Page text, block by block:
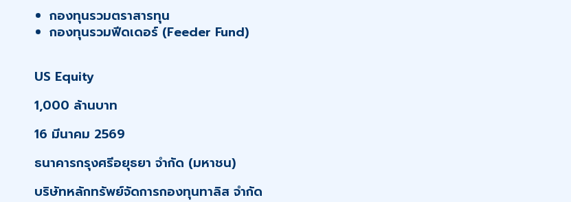
กองทุนรวมตราสารทุน
กองทุนรวมฟีดเดอร์ (Feeder Fund)
US Equity
1,000 ล้านบาท
16 มีนาคม 2569
ธนาคารกรุงศรีอยุธยา จำกัด (มหาชน)
บริษัทหลักทรัพย์จัดการกองทุนทาลิส จำกัด